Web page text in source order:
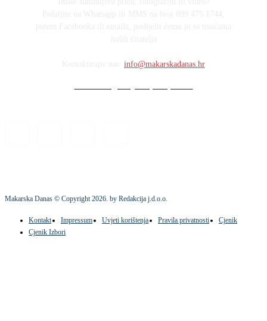
info@makarskadanas.hr
Makarska Danas © Copyright2026. by Redakcija j.d.o.o.
Kontakt Impressum Uvjeti korištenja Pravila privatnosti
Cjenik
Cjenik Izbori